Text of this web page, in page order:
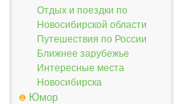
Отдых и поездки по
Новосибирской области
Путешествия по России
Ближнее зарубежье
Интересные места
Новосибирска
Юмор